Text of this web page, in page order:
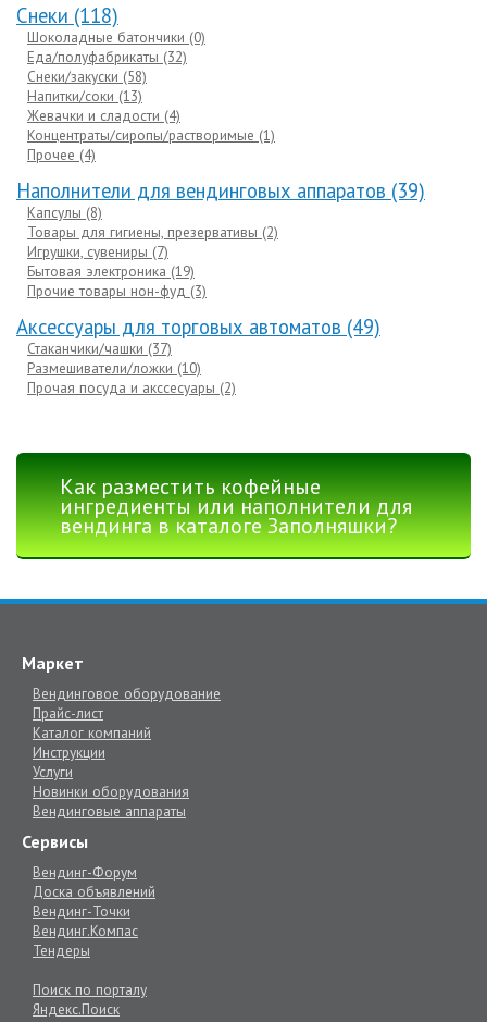
Cнеки (118)
Шоколадные батончики (0)
Еда/полуфабрикаты (32)
Снеки/закуски (58)
Напитки/соки (13)
Жевачки и сладости (4)
Концентраты/сиропы/растворимые (1)
Прочее (4)
Наполнители для вендинговых аппаратов (39)
Капсулы (8)
Товары для гигиены, презервативы (2)
Игрушки, сувениры (7)
Бытовая электроника (19)
Прочие товары нон-фуд (3)
Аксессуары для торговых автоматов (49)
Стаканчики/чашки (37)
Размешиватели/ложки (10)
Прочая посуда и акссесуары (2)
Как разместить кофейные
ингредиенты или наполнители для
вендинга в каталоге Заполняшки?
Маркет
Вендинговое оборудование
Прайс-лист
Каталог компаний
Инструкции
Услуги
Новинки оборудования
Вендинговые аппараты
Сервисы
Вендинг-Форум
Доска объявлений
Вендинг-Точки
Вендинг.Компас
Тендеры
Поиск по порталу
Яндекс.Поиск